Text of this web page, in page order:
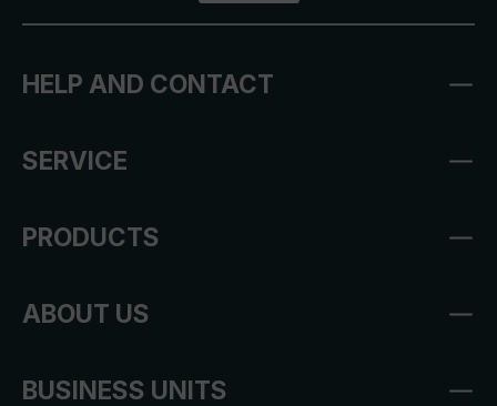
HELP AND CONTACT
SERVICE
PRODUCTS
ABOUT US
BUSINESS UNITS